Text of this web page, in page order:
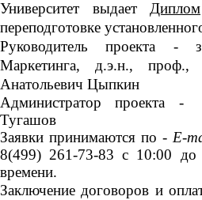
Университет выдает Диплом
переподготовке
Руководитель проекта -
Маркетинга, д.э.н.,
Анатольевич Цыпкин
Администратор проекта -
Тугашов
Заявки принимаются по - E-
8(499) 261-73-83 с 10:00 до
времени.
Заключение договоров и